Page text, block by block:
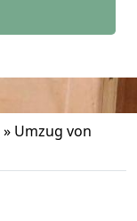
» Umzug von